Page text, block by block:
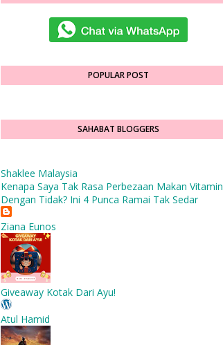
POPULAR POST
SAHABAT BLOGGERS
Shaklee Malaysia
Kenapa Saya Tak Rasa Perbezaan Makan Vitamin
Dengan Tidak? Ini 4 Punca Ramai Tak Sedar
Ziana Eunos
Giveaway Kotak Dari Ayu!
Atul Hamid